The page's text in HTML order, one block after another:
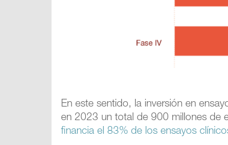
En este sentido, la inversión en
en 2023 un total de 900 millones de
financia el 83% de los ensayos